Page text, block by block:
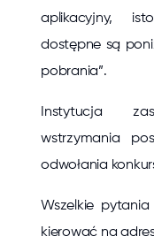
aplikacyjny,
dostępne są
pobrania”.
Instytucja
wstrzymania
odwołania
Wszelkie
kierować na